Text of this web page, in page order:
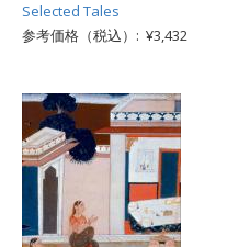
Selected Tales
参考価格（税込）: ¥3,432